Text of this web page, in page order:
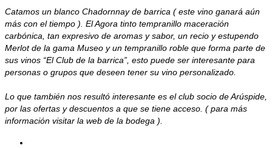
Catamos un blanco Chadornnay de barrica ( este vino ganará aún
más con el tiempo ). El Agora tinto tempranillo maceración
carbónica, tan expresivo de aromas y sabor, un recio y estupendo
Merlot de la gama Museo y un tempranillo roble que forma parte de
sus vinos “El Club de la barrica”, esto puede ser interesante para
personas o grupos que deseen tener su vino personalizado.
Lo que también nos resultó interesante es el club socio de Arúspide,
por las ofertas y descuentos a que se tiene acceso. ( para más
información visitar la web de la bodega ).